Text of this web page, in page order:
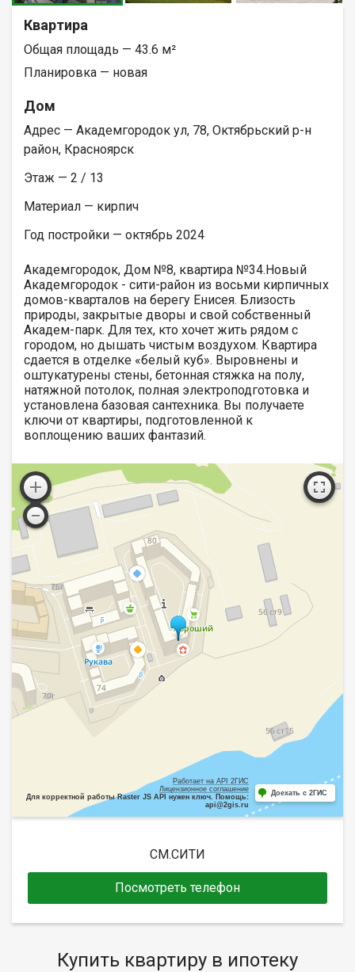
Квартира
Общая площадь — 43.6 м²
Планировка — новая
Дом
Адрес — Академгородок ул, 78, Октябрьский р-н
район, Красноярск
Этаж — 2 / 13
Материал — кирпич
Год постройки — октябрь 2024
Академгородок, Дом №8, квартира №34.Новый
Академгородок - сити-район из восьми кирпичных
домов-кварталов на берегу Енисея. Близость
природы, закрытые дворы и свой собственный
Академ-парк. Для тех, кто хочет жить рядом с
городом, но дышать чистым воздухом. Квартира
сдается в отделке «белый куб». Выровнены и
оштукатурены стены, бетонная стяжка на полу,
натяжной потолок, полная электроподготовка и
установлена базовая сантехника. Вы получаете
ключи от квартиры, подготовленной к
воплощению ваших фантазий.
Работает на API 2ГИС
Лицензионное соглашение
Для корректной работы Raster JS API нужен ключ. Помощь:
api@2gis.ru
Доехать с 2ГИС
СМ.СИТИ
Посмотреть телефон
Купить квартиру в ипотеку